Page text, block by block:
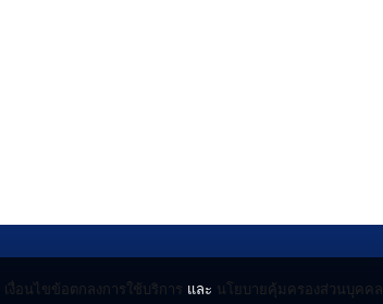
เงื่อนไขข้อตกลงการใช้บริการ และ นโยบายคุ้มครองส่วนบุคคล